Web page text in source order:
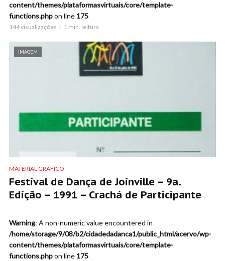
content/themes/plataformasvirtuais/core/template-
functions.phpon line 175
144 visualizações 1 min. leitura
IMAGEM
MATERIAL GRÁFICO
Festival de Dança de Joinville – 9a.
Edição – 1991 – Crachá de Participante
Warning: A non-numeric value encountered in
/home/storage/9/08/b2/cidadedadanca1/public_html/acervo/wp-
content/themes/plataformasvirtuais/core/template-
functions.phpon line 175